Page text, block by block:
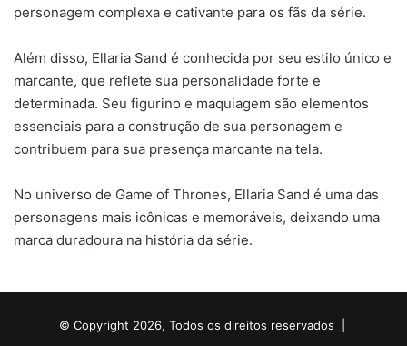
personagem complexa e cativante para os fãs da série.
Além disso, Ellaria Sand é conhecida por seu estilo único e
marcante, que reflete sua personalidade forte e
determinada. Seu figurino e maquiagem são elementos
essenciais para a construção de sua personagem e
contribuem para sua presença marcante na tela.
No universo de Game of Thrones, Ellaria Sand é uma das
personagens mais icônicas e memoráveis, deixando uma
marca duradoura na história da série.
© Copyright 2026, Todos os direitos reservados |